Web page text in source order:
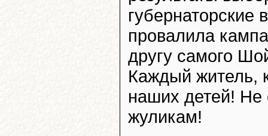
губернаторские
провалила
другу самого
Каждый житель,
наших детей! Не
жуликам!